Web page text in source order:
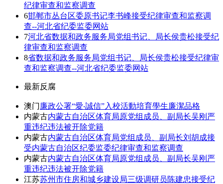
纪律审查和监察调查
6邯郸市丛台区委原书记李书峰接受纪律审查和监察调
查--河北省纪委监委网站
7河北省数据和政务服务局党组书记、局长侯贵松接受纪
律审查和监察调查
8省数据和政务服务局党组书记、局长侯贵松接受纪律审
查和监察调查--河北省纪委监委网站
最新反腐
澳门 廉政公署“愛‧誠信”入校活動培育學生廉潔品格
内蒙古内蒙古自治区体育局原党组成员、副局长吴刚严
重违纪违法被开除党籍
内蒙古内蒙古自治区体育局党组成员、副局长刘胡成接
受内蒙古自治区纪委监委纪律审查和监察调查
内蒙古内蒙古自治区体育局原党组成员、副局长吴刚严
重违纪违法被开除党籍
江苏苏州市住房和城乡建设局三级调研员陈建忠接受纪